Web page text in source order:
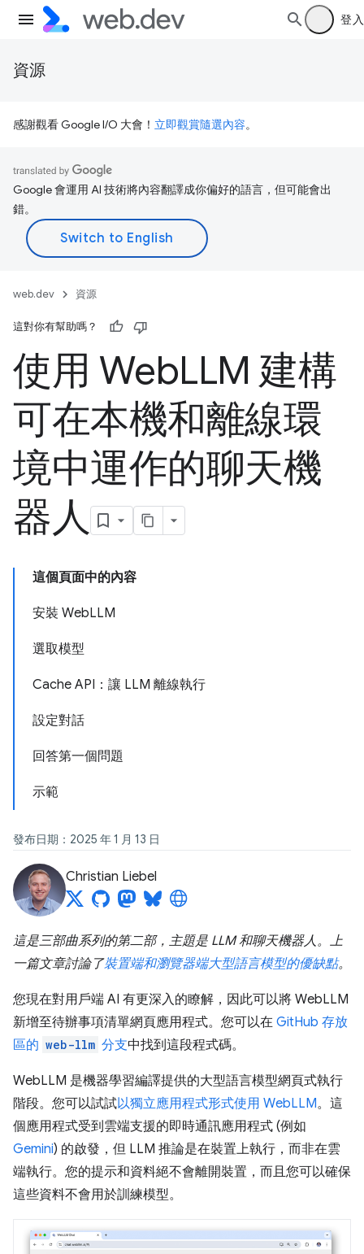
登入
資源
感謝觀看 Google I/O 大會！ 立即觀賞隨選內容。
Google 會運用 AI 技術將內容翻譯成你偏好的語言，但可能會出
錯。
web.dev 資源
這對你有幫助嗎？
使用 WebLLM 建構
可在本機和離線環
境中運作的聊天機
器人
這個頁面中的內容
安裝 WebLLM
選取模型
Cache API：讓 LLM 離線執行
設定對話
回答第一個問題
示範
發布日期：2025 年 1 月 13 日
Christian Liebel
這是三部曲系列的第二部，主題是 LLM 和聊天機器人。上
一篇文章討論了裝置端和瀏覽器端大型語言模型的優缺點。
您現在對用戶端 AI 有更深入的瞭解，因此可以將 WebLLM
新增至待辦事項清單網頁應用程式。您可以在 GitHub 存放
區的 web-llm 分支中找到這段程式碼。
WebLLM 是機器學習編譯提供的大型語言模型網頁式執行
階段。您可以試試以獨立應用程式形式使用 WebLLM。這
個應用程式受到雲端支援的即時通訊應用程式 (例如
Gemini) 的啟發，但 LLM 推論是在裝置上執行，而非在雲
端執行。您的提示和資料絕不會離開裝置，而且您可以確保
這些資料不會用於訓練模型。